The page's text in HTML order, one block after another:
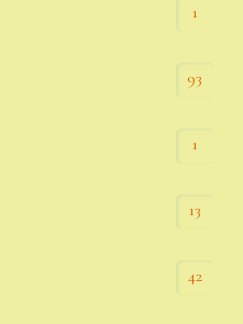
1
93
1
13
42